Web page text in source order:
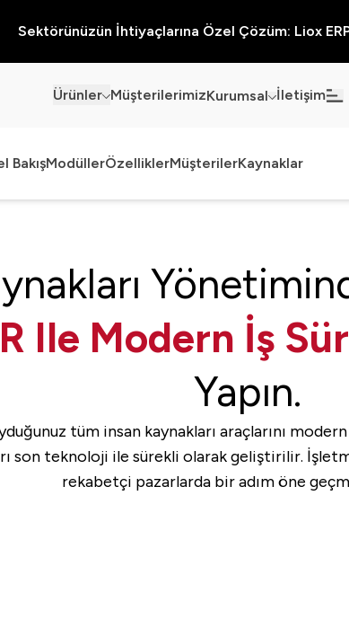
Sektörünüzün İhtiyaçlarına Özel Çözüm: Liox
Ürünler MüşterilerimizKurumsal
Bilgi Güvenliği
Bilgi Toplumu Hizmetleri
İletişim
Etkinlikler
Sektörel Çözümler
İş Ortaklığı
BakışModüllerÖzelliklerMüşterilerKaynaklar
Ile Modern İş
Yapın.
tüm insan kaynakları araçlarını
son teknoloji ile sürekli olarak geliştirilir.
rekabetçi pazarlarda bir adım öne